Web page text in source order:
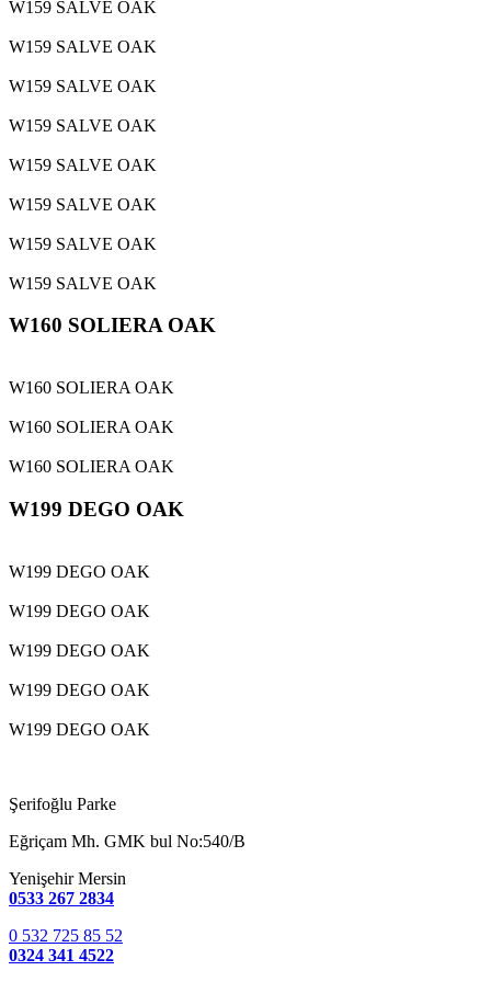
W159 SALVE OAK
W159 SALVE OAK
W159 SALVE OAK
W159 SALVE OAK
W159 SALVE OAK
W159 SALVE OAK
W159 SALVE OAK
W159 SALVE OAK
W160 SOLIERA OAK
W160 SOLIERA OAK
W160 SOLIERA OAK
W160 SOLIERA OAK
W199 DEGO OAK
W199 DEGO OAK
W199 DEGO OAK
W199 DEGO OAK
W199 DEGO OAK
W199 DEGO OAK
Şerifoğlu Parke
Eğriçam Mh. GMK bul No:540/B
Yenişehir Mersin
0533 267 2834
0 532 725 85 52
0324 341 4522